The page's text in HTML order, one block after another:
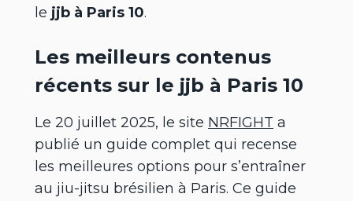
le jjb à Paris 10.
Les meilleurs contenus
récents sur le jjb à Paris 10
Le 20 juillet 2025, le site NRFIGHT a
publié un guide complet qui recense
les meilleures options pour s’entraîner
au jiu-jitsu brésilien à Paris. Ce guide